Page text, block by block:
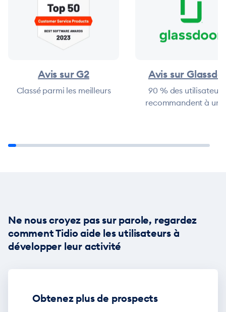
Avis sur G2
Classé parmi les meilleurs
Avis sur
90 % des utilisateurs
recommandent à un
Ne nous croyez pas sur parole, regardez
comment Tidio aide les utilisateurs à
développer leur activité
Obtenez plus de prospects